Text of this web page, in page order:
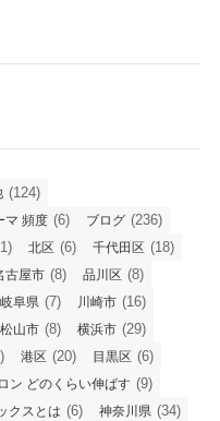
(124)
マ 頻度 (6) ブログ (236)
北区 (6) 千代田区 (18)
古屋市 (8) 品川区 (8)
岐阜県 (7) 川崎市 (16)
松山市 (8) 横浜市 (29)
港区 (20) 目黒区 (6)
ン どのくらい伸ばす (9)
クスとは (6) 神奈川県 (34)